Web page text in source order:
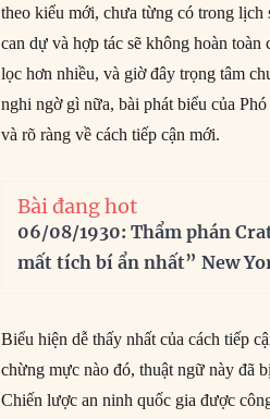
theo kiểu mới, chưa từng có trong
can dự và hợp tác sẽ không hoàn
lọc hơn nhiều, và giờ đây trọng tâm
nghi ngờ gì nữa, bài phát biểu của
và rõ ràng về cách tiếp cận mới.
Bài đang hot
06/08/1930: Thẩm phán
mất tích bí ẩn nhất” New
Biểu hiện dễ thấy nhất của cách tiếp
chừng mực nào đó, thuật ngữ này đã
Chiến lược an ninh quốc gia được